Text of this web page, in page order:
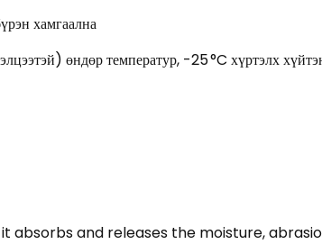
хамгаална
өндөр температур, -25 °C хүртэлх
it absorbs and releases the moisture,